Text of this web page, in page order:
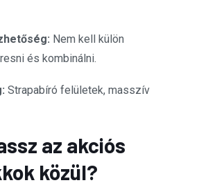
Nem kell külön
és kombinálni.
Strapabíró felületek, masszív
az akciós
közül?